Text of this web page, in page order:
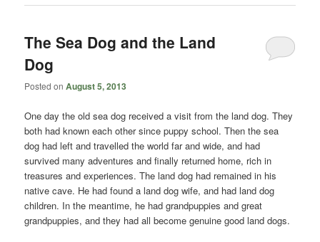
The Sea Dog and the Land
Dog
Posted onAugust 5, 2013
One day the old sea dog received a visit from the land dog. They
both had known each other since puppy school. Then the sea
dog had left and travelled the world far and wide, and had
survived many adventures and finally returned home, rich in
treasures and experiences. The land dog had remained in his
native cave. He had found a land dog wife, and had land dog
children. In the meantime, he had grandpuppies and great
grandpuppies, and they had all become genuine good land dogs.